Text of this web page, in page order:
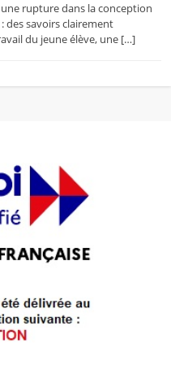
rupture dans la conception
des savoirs clairement
du jeune élève, une […]